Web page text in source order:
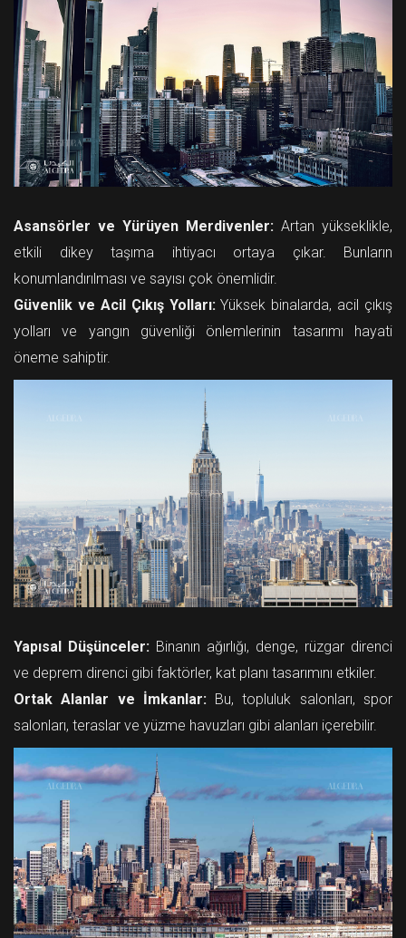
Asansörler ve Yürüyen Merdivenler: Artan yükseklikle,
etkili dikey taşıma ihtiyacı ortaya çıkar. Bunların
konumlandırılması ve sayısı çok önemlidir.
Güvenlik ve Acil Çıkış Yolları: Yüksek binalarda, acil çıkış
yolları ve yangın güvenliği önlemlerinin tasarımı hayati
öneme sahiptir.
Yapısal Düşünceler: Binanın ağırlığı, denge, rüzgar direnci
ve deprem direnci gibi faktörler, kat planı tasarımını etkiler.
Ortak Alanlar ve İmkanlar:Bu, topluluk salonları, spor
salonları, teraslar ve yüzme havuzları gibi alanları içerebilir.